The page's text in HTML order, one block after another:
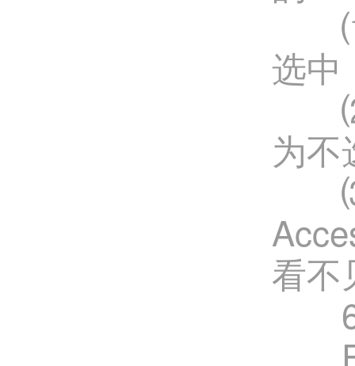
⑴
选中
⑵
为不
⑶
看不
6